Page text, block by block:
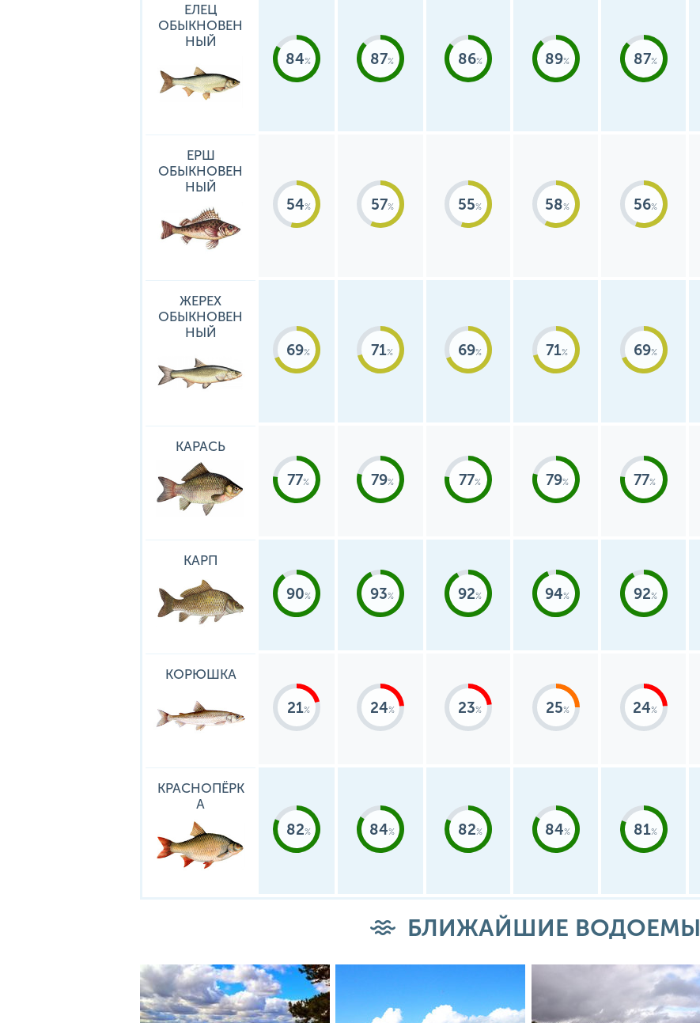
ЕЛЕЦ
ОБЫКНОВЕН
НЫЙ
84 87 86 89 87
ЕРШ
ОБЫКНОВЕН
НЫЙ
54 57 55 58 56
ЖЕРЕХ
ОБЫКНОВЕН
НЫЙ
69 71 69 71 69
КАРАСЬ
77 79 77 79 77
КАРП
90 93 92 94 92
КОРЮШКА
21 24 23 25 24
КРАСНОПЁРК
А
82 84 82 84 81
БЛИЖАЙШИЕ ВОДОЕМЫ